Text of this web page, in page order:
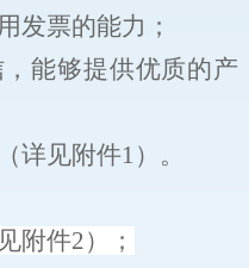
发票的能力；
能够提供优质的产
详见附件1 ）。
附件2）；